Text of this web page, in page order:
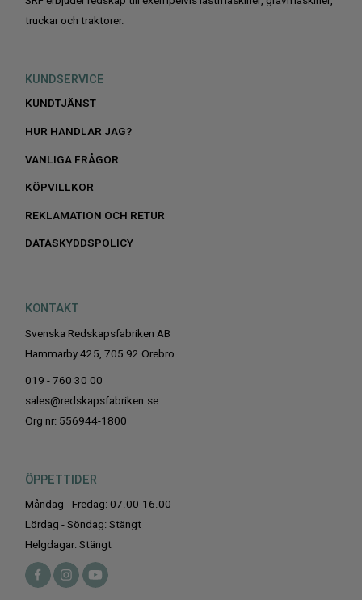
truckar och traktorer.
KUNDSERVICE
KUNDTJÄNST
HUR HANDLAR JAG?
VANLIGA FRÅGOR
KÖPVILLKOR
REKLAMATION OCH RETUR
DATASKYDDSPOLICY
KONTAKT
Svenska Redskapsfabriken AB
Hammarby 425, 705 92 Örebro
019 - 760 30 00
sales@redskapsfabriken.se
Org nr: 556944-1800
ÖPPETTIDER
Måndag - Fredag: 07.00-16.00
Lördag - Söndag: Stängt
Helgdagar: Stängt